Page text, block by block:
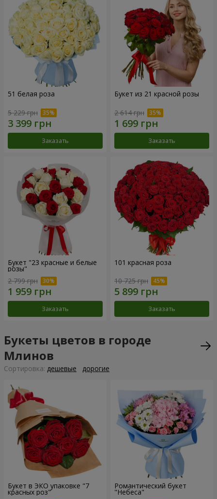
51 белая роза
5 229 грн
Заказать
Букет из 21 красной розы
2 614 грн
Заказать
Букет "23 красные и белые
розы"
2 799 грн
Заказать
101 красная роза
10 725 грн
Заказать
Букеты цветов в городе
Млинов
Cортировка: дешевые дорогие
Букет в ЭКО упаковке "7
красных роз"
Романтический букет
"Небеса"